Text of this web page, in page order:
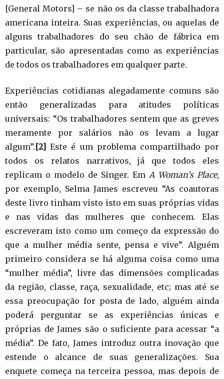
[General Motors] – se não os da classe trabalhadora
americana inteira. Suas experiências, ou aquelas de
alguns trabalhadores do seu chão de fábrica em
particular, são apresentadas como as experiências
de todos os trabalhadores em qualquer parte.
Experiências cotidianas alegadamente comuns são
então generalizadas para atitudes políticas
universais: “Os trabalhadores sentem que as greves
meramente por salários não os levam a lugar
algum”.[2] Este é um problema compartilhado por
todos os relatos narrativos, já que todos eles
replicam o modelo de Singer. Em A Woman’s Place,
por exemplo, Selma James escreveu “As coautoras
deste livro tinham visto isto em suas próprias vidas
e nas vidas das mulheres que conhecem. Elas
escreveram isto como um começo da expressão do
que a mulher média sente, pensa e vive”. Alguém
primeiro considera se há alguma coisa como uma
“mulher média”, livre das dimensões complicadas
da região, classe, raça, sexualidade, etc; mas até se
essa preocupação for posta de lado, alguém ainda
poderá perguntar se as experiências únicas e
próprias de James são o suficiente para acessar “a
média”. De fato, James introduz outra inovação que
estende o alcance de suas generalizações. Sua
enquete começa na terceira pessoa, mas depois de